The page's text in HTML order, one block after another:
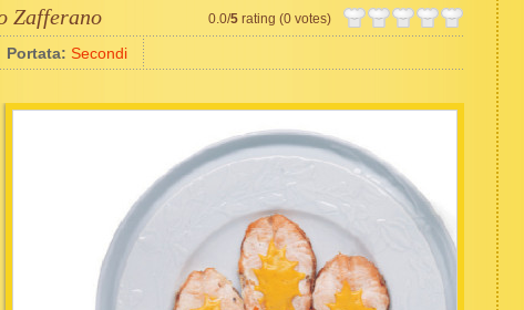
Zafferano 0.0/5 rating (0 votes)
Portata: Secondi